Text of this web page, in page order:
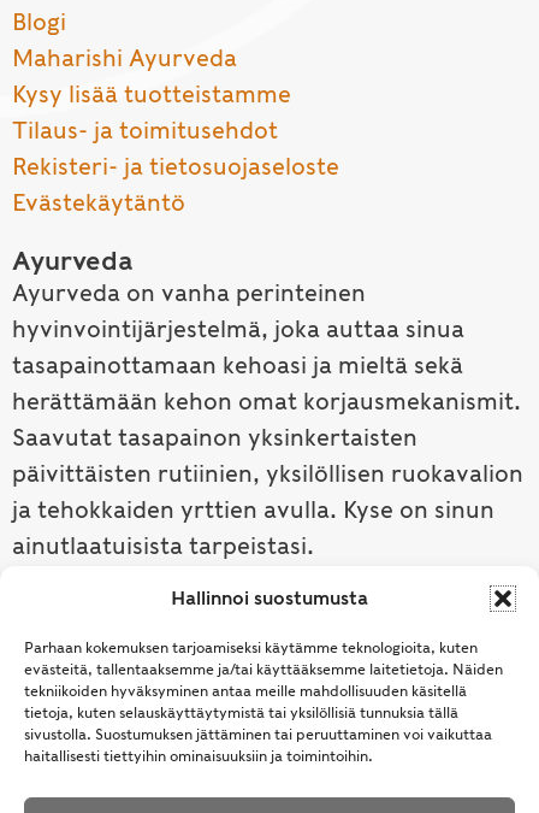
Hallinnoi suostumusta
Parhaan kokemuksen tarjoamiseksi käytämme teknologioita, kuten
evästeitä, tallentaaksemme ja/tai käyttääksemme laitetietoja. Näiden
tekniikoiden hyväksyminen antaa meille mahdollisuuden käsitellä
tietoja, kuten selauskäyttäytymistä tai yksilöllisiä tunnuksia tällä
sivustolla. Suostumuksen jättäminen tai peruuttaminen voi vaikuttaa
haitallisesti tiettyihin ominaisuuksiin ja toimintoihin.
Blogi
Maharishi Ayurveda
Kysy lisää tuotteistamme
Tilaus- ja toimitusehdot
Rekisteri- ja tietosuojaseloste
Evästekäytäntö
Ayurveda
Ayurveda on vanha perinteinen
hyvinvointijärjestelmä, joka auttaa sinua
tasapainottamaan kehoasi ja mieltä sekä
herättämään kehon omat korjausmekanismit.
Saavutat tasapainon yksinkertaisten
päivittäisten rutiinien, yksilöllisen ruokavalion
ja tehokkaiden yrttien avulla. Kyse on sinun
ainutlaatuisista tarpeistasi.
Tutustu ayurvedaan →